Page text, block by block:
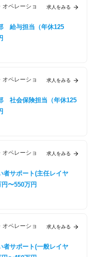
オペレーショ
給与担当（年休125
求人をみる
オペレーショ
社会保険担当（年休125
求人をみる
オペレーショ
者サポート(主任レイヤ
〜550万円
求人をみる
オペレーショ
者サポート(一般レイヤ
求人をみる